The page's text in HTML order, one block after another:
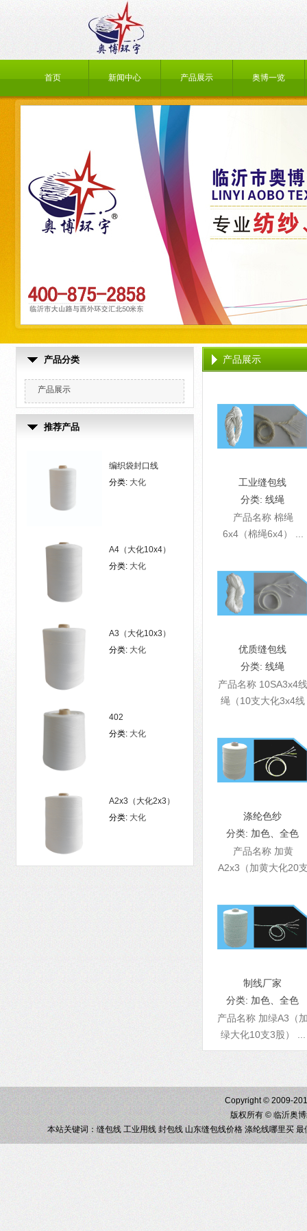
首页 新闻中心 产品展示 奥博一览
产品分类
产品展示
推荐产品
编织袋封口线
分类: 大化
A4（大化10x4）
分类: 大化
A3（大化10x3）
分类: 大化
402
分类: 大化
A2x3（大化2x3）
分类: 大化
产品展示
工业缝包线
分类: 线绳
产品名称 棉绳
6x4（棉绳6x4） ...
优质缝包线
分类: 线绳
产品名称 10SA3x4线
绳（10支大化3x4线
涤纶色纱
分类: 加色、全色
产品名称 加黄
A2x3（加黄大化20
制线厂家
分类: 加色、全色
产品名称 加绿A3（
绿大化10支3股） ...
Copyright © 2009-
版权所有 © 临沂奥
本站关键词：缝包线 工业用线 封包线 山东缝包线价格 涤纶线哪里买 最